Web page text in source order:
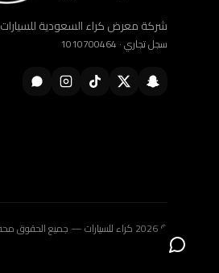
شركة معرض كراء السعودية للسيارات
سجل تجاري · 1010700464
© 2026 كراء للسيارات — جميع الحقوق محفوظة